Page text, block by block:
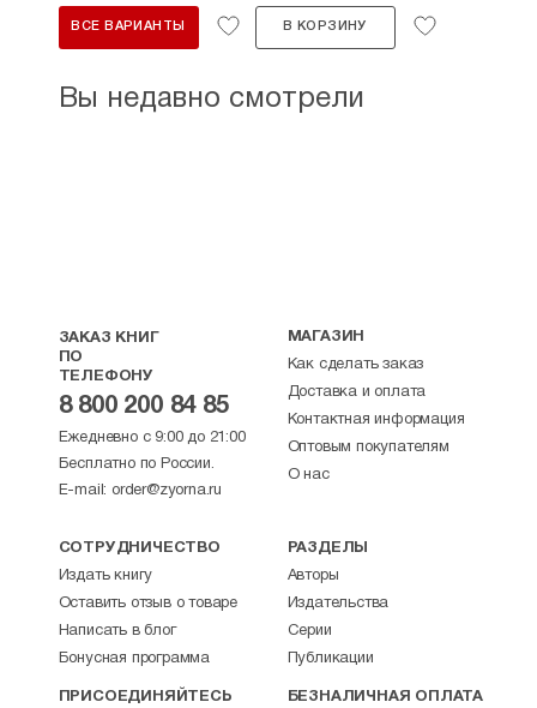
ВСЕ ВАРИАНТЫ В КОРЗИНУ
Вы недавно смотрели
ЗАКАЗ КНИГ
ПО
ТЕЛЕФОНУ
8 800 200 84 85
Ежедневно с 9:00 до 21:00
Бесплатно по России.
E-mail: order@zyorna.ru
МАГАЗИН
Как сделать заказ
Доставка и оплата
Контактная информация
Оптовым покупателям
О нас
СОТРУДНИЧЕСТВО
Издать книгу
Оставить отзыв о товаре
Написать в блог
Бонусная программа
РАЗДЕЛЫ
Авторы
Издательства
Серии
Публикации
ПРИСОЕДИНЯЙТЕСЬ БЕЗНАЛИЧНАЯ ОПЛАТА